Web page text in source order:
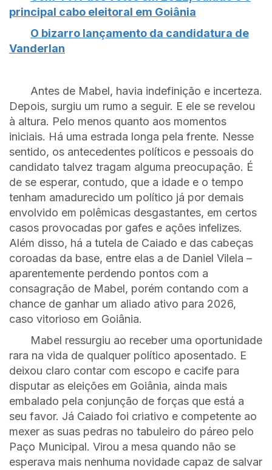
principal cabo eleitoral em Goiânia
O bizarro lançamento da candidatura de
Vanderlan
Antes de Mabel, havia indefinição e incerteza.
Depois, surgiu um rumo a seguir. E ele se revelou
à altura. Pelo menos quanto aos momentos
iniciais. Há uma estrada longa pela frente. Nesse
sentido, os antecedentes políticos e pessoais do
candidato talvez tragam alguma preocupação. É
de se esperar, contudo, que a idade e o tempo
tenham amadurecido um político já por demais
envolvido em polêmicas desgastantes, em certos
casos provocadas por gafes e ações infelizes.
Além disso, há a tutela de Caiado e das cabeças
coroadas da base, entre elas a de Daniel Vilela –
aparentemente perdendo pontos com a
consagração de Mabel, porém contando com a
chance de ganhar um aliado ativo para 2026,
caso vitorioso em Goiânia.
Mabel ressurgiu ao receber uma oportunidade
rara na vida de qualquer político aposentado. E
deixou claro contar com escopo e cacife para
disputar as eleições em Goiânia, ainda mais
embalado pela conjunção de forças que está a
seu favor. Já Caiado foi criativo e competente ao
mexer as suas pedras no tabuleiro do páreo pelo
Paço Municipal. Virou a mesa quando não se
esperava mais nenhuma novidade capaz de salvar